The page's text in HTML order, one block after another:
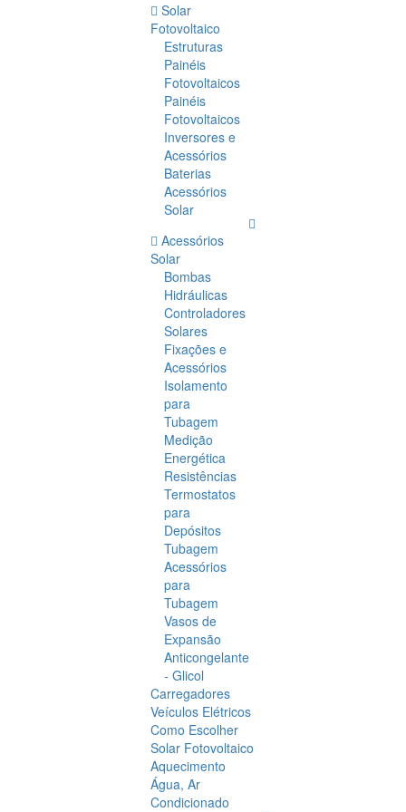
Solar
Fotovoltaico
Estruturas
Painéis
Fotovoltaicos
Painéis
Fotovoltaicos
Inversores e
Acessórios
Baterias
Acessórios
Solar
Acessórios
Solar
Bombas
Hidráulicas
Controladores
Solares
Fixações e
Acessórios
Isolamento
para
Tubagem
Medição
Energética
Resistências
Termostatos
para
Depósitos
Tubagem
Acessórios
para
Tubagem
Vasos de
Expansão
Anticongelante
- Glicol
Carregadores
Veículos Elétricos
Como Escolher
Solar Fotovoltaico
Aquecimento
Água, Ar
Condicionado